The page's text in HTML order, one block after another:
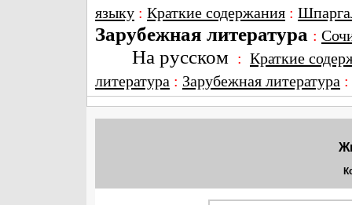
языку : Краткие содержания :
Зарубежная литература :
На русском : Краткие
литература : Зарубежная литература